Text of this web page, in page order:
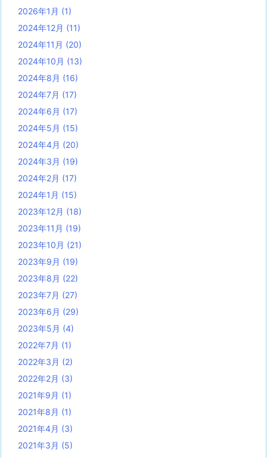
2026年1月 (1)
2024年12月 (11)
2024年11月 (20)
2024年10月 (13)
2024年8月 (16)
2024年7月 (17)
2024年6月 (17)
2024年5月 (15)
2024年4月 (20)
2024年3月 (19)
2024年2月 (17)
2024年1月 (15)
2023年12月 (18)
2023年11月 (19)
2023年10月 (21)
2023年9月 (19)
2023年8月 (22)
2023年7月 (27)
2023年6月 (29)
2023年5月 (4)
2022年7月 (1)
2022年3月 (2)
2022年2月 (3)
2021年9月 (1)
2021年8月 (1)
2021年4月 (3)
2021年3月 (5)